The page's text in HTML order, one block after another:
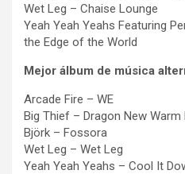
Wet Leg – Chaise Lounge
Yeah Yeah Yeahs Featuring
the Edge of the World
Mejor álbum de música
Arcade Fire – WE
Big Thief – Dragon New
Björk – Fossora
Wet Leg – Wet Leg
Yeah Yeah Yeahs – Cool It